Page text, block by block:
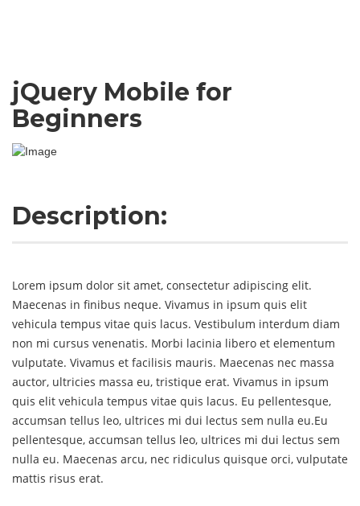
jQuery Mobile for
Beginners
Description:
Lorem ipsum dolor sit amet, consectetur adipiscing elit.
Maecenas in finibus neque. Vivamus in ipsum quis elit
vehicula tempus vitae quis lacus. Vestibulum interdum diam
non mi cursus venenatis. Morbi lacinia libero et elementum
vulputate. Vivamus et facilisis mauris. Maecenas nec massa
auctor, ultricies massa eu, tristique erat. Vivamus in ipsum
quis elit vehicula tempus vitae quis lacus. Eu pellentesque,
accumsan tellus leo, ultrices mi dui lectus sem nulla eu.Eu
pellentesque, accumsan tellus leo, ultrices mi dui lectus sem
nulla eu. Maecenas arcu, nec ridiculus quisque orci, vulputate
mattis risus erat.